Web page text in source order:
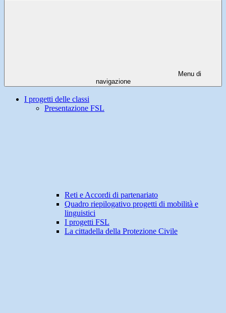
Menu di
navigazione
I progetti delle classi
Presentazione FSL
Reti e Accordi di partenariato
Quadro riepilogativo progetti di mobilità e
linguistici
I progetti FSL
La cittadella della Protezione Civile